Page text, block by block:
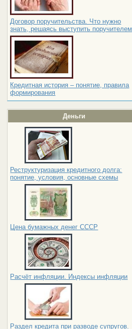
Договор поручительства. Что нужно
знать, решаясь выступить поручителем
Кредитная история – понятие, правила
формирования
Деньги
Реструктуризация кредитного долга:
понятие, условия, основные схемы
Цена бумажных денег СССР
Расчёт инфляции. Индексы инфляции
Раздел кредита при разводе супругов.